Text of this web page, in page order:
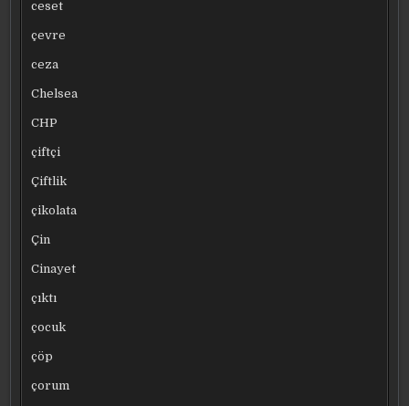
ceset
çevre
ceza
Chelsea
CHP
çiftçi
Çiftlik
çikolata
Çin
Cinayet
çıktı
çocuk
çöp
çorum